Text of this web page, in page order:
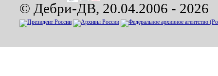
© Дебри-ДВ, 20.04.2006 - 2026